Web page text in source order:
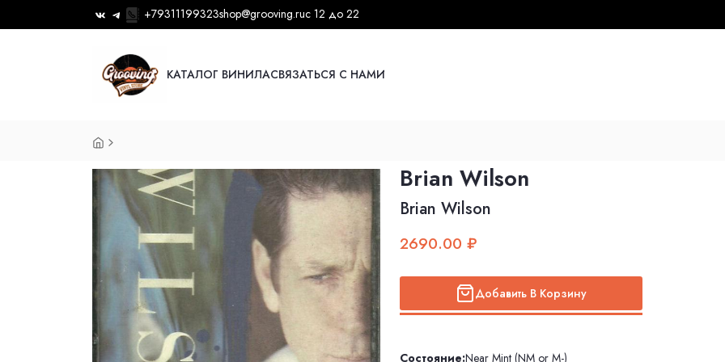
+79311199323shop@grooving.ruс 12 до 22
КАТАЛОГ ВИНИЛАСВЯЗАТЬСЯ С НАМИ
Brian Wilson
Brian Wilson
2690.00 ₽
Добавить В Корзину
Состояние:Near Mint (NM or M-)